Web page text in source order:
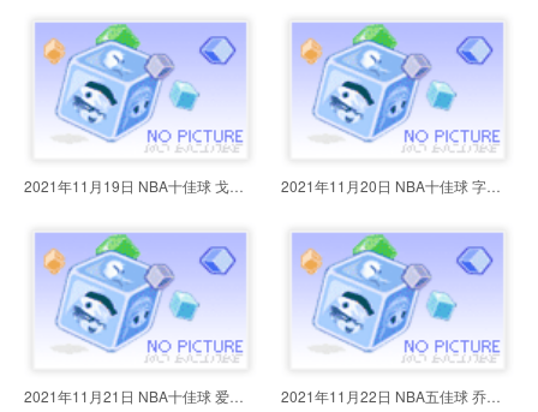
2021年11月19日 NBA十佳球 戈贝尔 2021年11月20日 NBA十佳球 字母哥
2021年11月21日 NBA十佳球 爱德华 2021年11月22日 NBA五佳球 乔治凶